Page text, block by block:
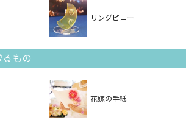
リングピロー
もの
花嫁の手紙